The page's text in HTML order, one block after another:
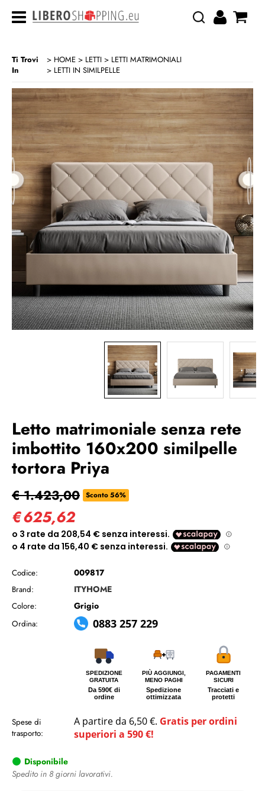
CATEGORIA: HOME> LETTI> LETTI MATRIMONIALI> LETTI IN SIMILPELLE
Ti Trovi
In
HOME LETTI
LETTI MATRIMONIALI
LETTI IN SIMILPELLE
Letto matrimoniale senza rete
imbottito 160x200 similpelle
tortora Priya
€ 1.423,00 Sconto 56%
€625,62
Codice: 009817
Brand: ITYHOME
Colore: Grigio
Ordina: 0883 257 229
SPEDIZIONE
GRATUITA
Da 590€ di
ordine
PIÙ AGGIUNGI,
MENO PAGHI
Spedizione
ottimizzata
PAGAMENTI
SICURI
Tracciati e
protetti
Spese di
trasporto:
A partire da 6,50 €. Gratis per ordini
superiori a 590 €!
Disponibile
Spedito in 8 giorni lavorativi.